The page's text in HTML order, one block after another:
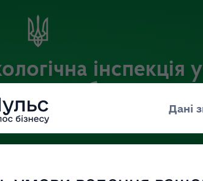
інспекція у
області
Офіційний веб-портал